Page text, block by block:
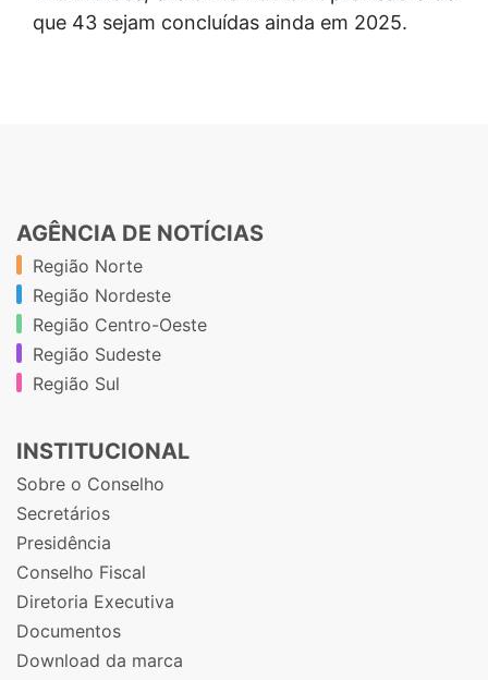
que 43 sejam concluídas ainda em 2025.
AGÊNCIA DE NOTÍCIAS
Região Norte
Região Nordeste
Região Centro-Oeste
Região Sudeste
Região Sul
INSTITUCIONAL
Sobre o Conselho
Secretários
Presidência
Conselho Fiscal
Diretoria Executiva
Documentos
Download da marca